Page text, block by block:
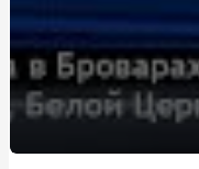
Как выбрать
внимание?
Легкий дождевик для
купить?